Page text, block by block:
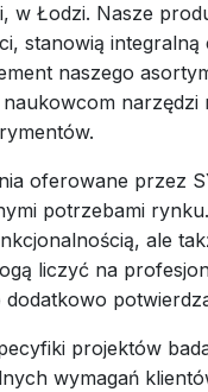
w Łodzi. Nasze
stanowią
naszego
oferowane przez
potrzebami
ale
liczyć na
dodatkowo
projektów
wymagań